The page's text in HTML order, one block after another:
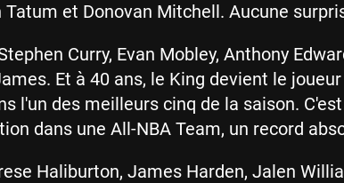
et Donovan Mitchell. Aucune
Curry, Evan Mobley, Anthony
Et à 40 ans, le King devient le
l'un des meilleurs cinq de la saison. C'est
dans une All-NBA Team, un record
Haliburton, James Harden, Jalen